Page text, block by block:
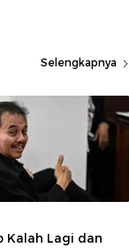
Selengkapnya
Kalah Lagi dan